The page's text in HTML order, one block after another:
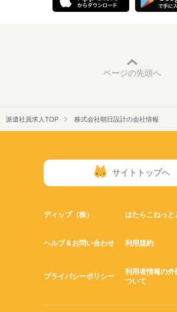
ページの先頭へ
派遣社員求人TOP 株式会社朝日設計の会社情報
サイトトップへ
ディップ（株） はたらこねっと
ヘルプ＆お問い合わせ 利用規約
プライバシーポリシー
利用者情報の外
ついて